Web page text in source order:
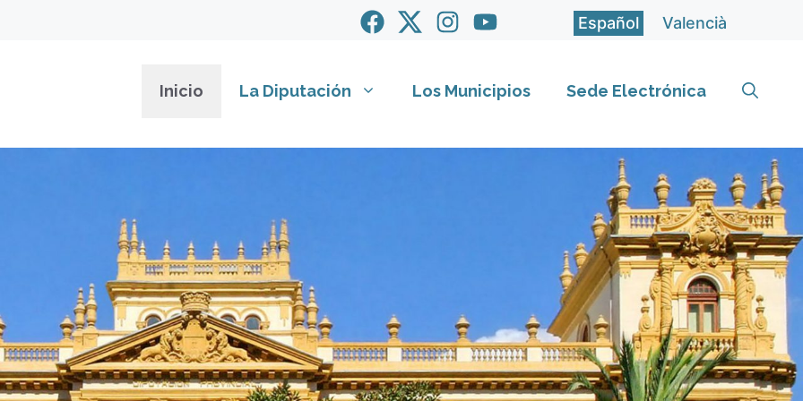
Español Valencià
Inicio La Diputación Los Municipios Sede Electrónica